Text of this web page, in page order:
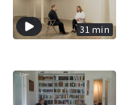
31 min